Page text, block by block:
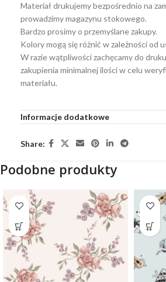
Materiał drukujemy bezpośrednio na
prowadzimy magazynu stokowego.
Bardzo prosimy o przemyślane zakupy.
Kolory mogą się różnić w zależności od
W razie wątpliwości zachęcamy do
zakupienia minimalnej ilości w celu
materiału.
Informacje dodatkowe
Share:
Podobne produkty